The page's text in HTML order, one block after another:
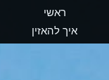
ראשי
איך להאזין